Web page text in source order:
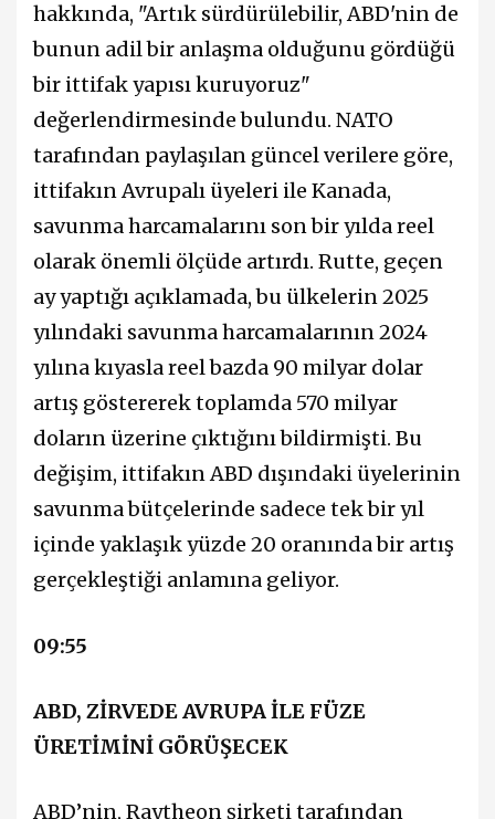
hakkında, "Artık sürdürülebilir, ABD'nin de
bunun adil bir anlaşma olduğunu gördüğü
bir ittifak yapısı kuruyoruz"
değerlendirmesinde bulundu. NATO
tarafından paylaşılan güncel verilere göre,
ittifakın Avrupalı üyeleri ile Kanada,
savunma harcamalarını son bir yılda reel
olarak önemli ölçüde artırdı. Rutte, geçen
ay yaptığı açıklamada, bu ülkelerin 2025
yılındaki savunma harcamalarının 2024
yılına kıyasla reel bazda 90 milyar dolar
artış göstererek toplamda 570 milyar
doların üzerine çıktığını bildirmişti. Bu
değişim, ittifakın ABD dışındaki üyelerinin
savunma bütçelerinde sadece tek bir yıl
içinde yaklaşık yüzde 20 oranında bir artış
gerçekleştiği anlamına geliyor.
09:55
ABD, ZİRVEDE AVRUPA İLE FÜZE
ÜRETİMİNİ GÖRÜŞECEK
ABD’nin, Raytheon şirketi tarafından